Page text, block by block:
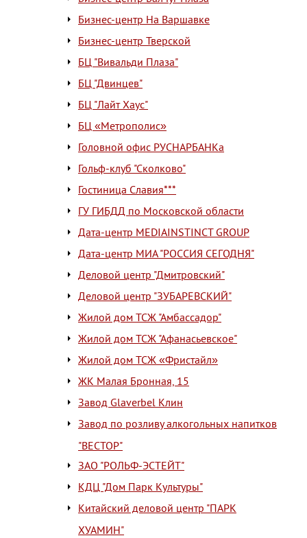
Бизнес-центр На Варшавке
Бизнес-центр Тверской
БЦ "Вивальди Плаза"
БЦ "Двинцев"
БЦ "Лайт Хаус"
БЦ «Метрополис»
Головной офис РУСНАРБАНКа
Гольф-клуб "Сколково"
Гостиница Славия***
ГУ ГИБДД по Московской области
Дата-центр MEDIAINSTINCT GROUP
Дата-центр МИА "РОССИЯ СЕГОДНЯ"
Деловой центр "Дмитровский"
Деловой центр "ЗУБАРЕВСКИЙ"
Жилой дом ТСЖ "Амбассадор"
Жилой дом ТСЖ "Афанасьевское"
Жилой дом ТСЖ «Фристайл»
ЖК Малая Бронная, 15
Завод Glaverbel Клин
Завод по розливу алкогольных напитков
"ВЕСТОР"
ЗАО "РОЛЬФ-ЭСТЕЙТ"
КДЦ "Дом Парк Культуры"
Китайский деловой центр "ПАРК
ХУАМИН"